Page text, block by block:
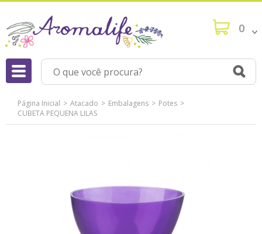
0
Página Inicial Atacado Embalagens
Potes
CUBETA PEQUENA LILAS